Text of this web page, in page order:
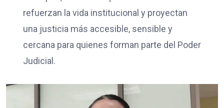
refuerzan la vida institucional y proyectan
una justicia más accesible, sensible y
cercana para quienes forman parte del Poder
Judicial.